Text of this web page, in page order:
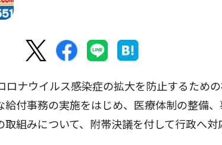
ナウイルス感染症の拡大を防止するため
付事務の実施をはじめ、医療体制の整備
組みについて、附帯決議を付して行政へ対